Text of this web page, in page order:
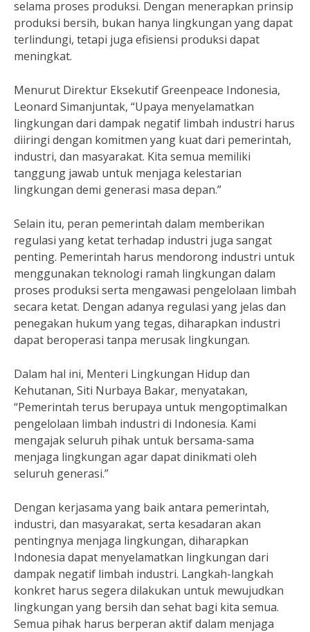
selama proses produksi. Dengan menerapkan prinsip
produksi bersih, bukan hanya lingkungan yang dapat
terlindungi, tetapi juga efisiensi produksi dapat
meningkat.
Menurut Direktur Eksekutif Greenpeace Indonesia,
Leonard Simanjuntak, “Upaya menyelamatkan
lingkungan dari dampak negatif limbah industri harus
diiringi dengan komitmen yang kuat dari pemerintah,
industri, dan masyarakat. Kita semua memiliki
tanggung jawab untuk menjaga kelestarian
lingkungan demi generasi masa depan.”
Selain itu, peran pemerintah dalam memberikan
regulasi yang ketat terhadap industri juga sangat
penting. Pemerintah harus mendorong industri untuk
menggunakan teknologi ramah lingkungan dalam
proses produksi serta mengawasi pengelolaan limbah
secara ketat. Dengan adanya regulasi yang jelas dan
penegakan hukum yang tegas, diharapkan industri
dapat beroperasi tanpa merusak lingkungan.
Dalam hal ini, Menteri Lingkungan Hidup dan
Kehutanan, Siti Nurbaya Bakar, menyatakan,
“Pemerintah terus berupaya untuk mengoptimalkan
pengelolaan limbah industri di Indonesia. Kami
mengajak seluruh pihak untuk bersama-sama
menjaga lingkungan agar dapat dinikmati oleh
seluruh generasi.”
Dengan kerjasama yang baik antara pemerintah,
industri, dan masyarakat, serta kesadaran akan
pentingnya menjaga lingkungan, diharapkan
Indonesia dapat menyelamatkan lingkungan dari
dampak negatif limbah industri. Langkah-langkah
konkret harus segera dilakukan untuk mewujudkan
lingkungan yang bersih dan sehat bagi kita semua.
Semua pihak harus berperan aktif dalam menjaga